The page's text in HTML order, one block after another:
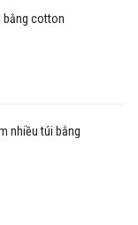
bằng cotton
nhiều túi bằng